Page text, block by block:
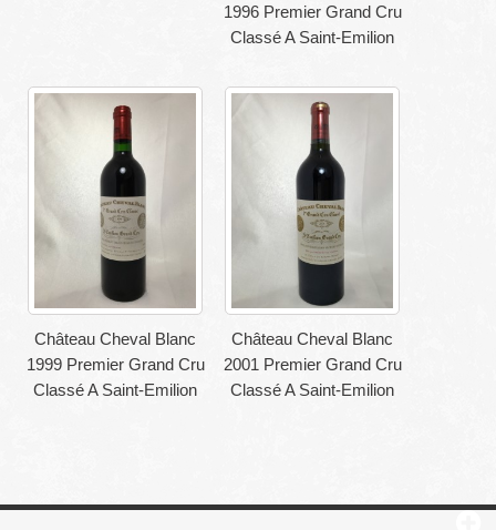
1996 Premier Grand Cru
Classé A Saint-Emilion
Château Cheval Blanc
1999 Premier Grand Cru
Classé A Saint-Emilion
Château Cheval Blanc
2001 Premier Grand Cru
Classé A Saint-Emilion